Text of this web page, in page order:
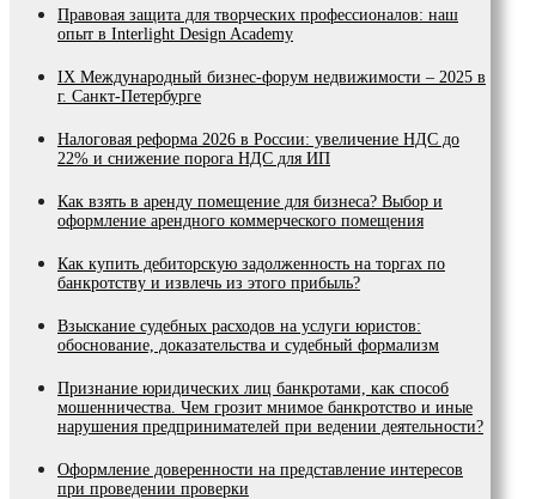
Правовая защита для творческих профессионалов: наш
опыт в Interlight Design Academy
IX Международный бизнес-форум недвижимости – 2025 в
г. Санкт-Петербурге
Налоговая реформа 2026 в России: увеличение НДС до
22% и снижение порога НДС для ИП
Как взять в аренду помещение для бизнеса? Выбор и
оформление арендного коммерческого помещения
Как купить дебиторскую задолженность на торгах по
банкротству и извлечь из этого прибыль?
Взыскание судебных расходов на услуги юристов:
обоснование, доказательства и судебный формализм
Признание юридических лиц банкротами, как способ
мошенничества. Чем грозит мнимое банкротство и иные
нарушения предпринимателей при ведении деятельности?
Оформление доверенности на представление интересов
при проведении проверки